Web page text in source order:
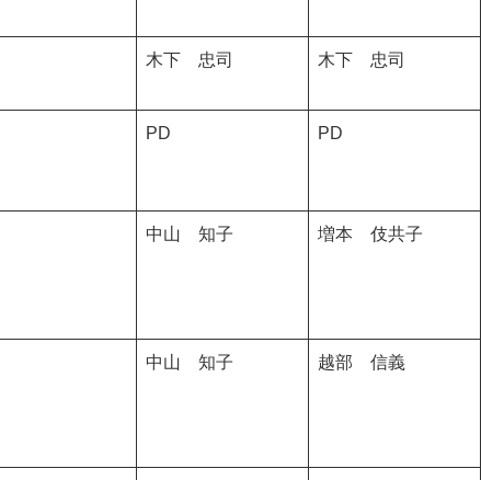
木下 忠司 木下 忠司
PD PD
中山 知子 増本 伎共子
中山 知子 越部 信義